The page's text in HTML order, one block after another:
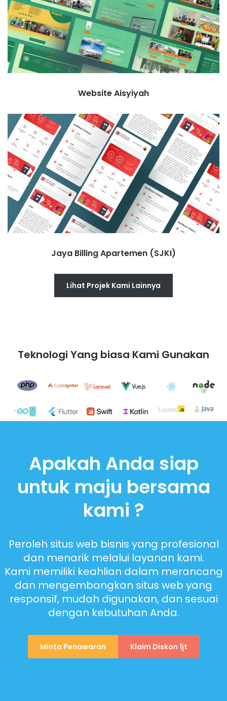
Website Aisyiyah
Jaya Billing Apartemen (SJKI)
Lihat Projek Kami Lainnya
Teknologi Yang biasa Kami Gunakan
Apakah Anda siap
untuk maju bersama
kami ?
Peroleh situs web bisnis yang profesional
dan menarik melalui layanan kami.
Kami memiliki keahlian dalam merancang
dan mengembangkan situs web yang
responsif, mudah digunakan, dan sesuai
dengan kebutuhan Anda.
Minta Penawaran Klaim Diskon 1jt